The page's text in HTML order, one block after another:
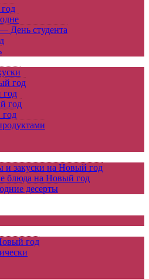
День студента
год
год
и закуски на Новый год
блюда на Новый год
десерты
год